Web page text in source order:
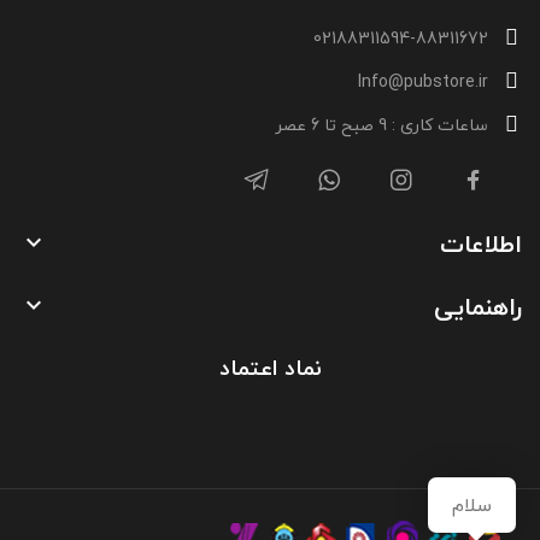
02188311594-88311672
Info@pubstore.ir
ساعات کاری : 9 صبح تا 6 عصر
اطلاعات 
راهنمایی 
نماد اعتماد
سلام